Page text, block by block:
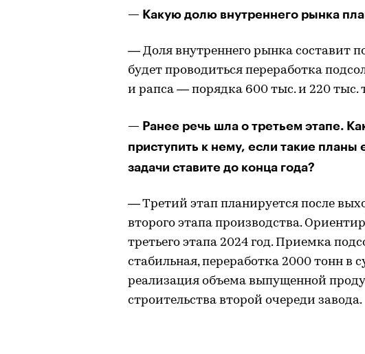
— Какую долю внутреннего рынка
— Доля внутреннего рынка составит
будет проводиться переработка
и рапса — порядка 600 тыс. и 220 тыс.
— Ранее речь шла о третьем этапе.
приступить к нему, если такие
задачи ставите до конца года?
— Третий этап планируется после
второго этапа производства.
третьего этапа 2024 год. Приемка
стабильная, переработка 2000 тонн в
реализация объема выпущенной
строительства второй очереди завода.